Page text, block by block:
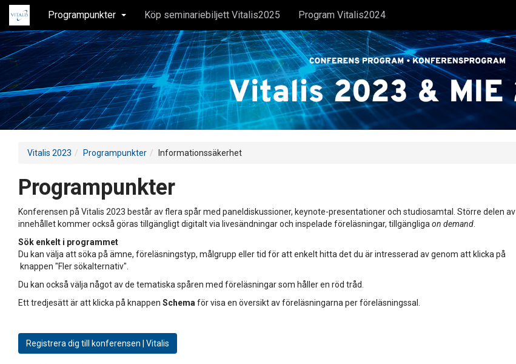
Programpunkter Köp seminariebiljett Vitalis2025 Program Vitalis2024
Vitalis 2023 Programpunkter Informationssäkerhet
Programpunkter
Konferensen på Vitalis 2023 består av flera spår med paneldiskussioner, keynote-presentationer och studiosamtal. Större delen av
innehållet kommer också göras tillgängligt digitalt via livesändningar och inspelade föreläsningar, tillgängliga on demand
Sök enkelt i programmet
Du kan välja att söka på ämne, föreläsningstyp, målgrupp eller tid för att enkelt hitta det du är intresserad av genom att klicka på
knappen "Fler sökalternativ".
Du kan också välja något av de tematiska spåren med föreläsningar som håller en röd tråd.
Ett tredjesätt är att klicka på knappen Schema för visa en översikt av föreläsningarna per föreläsningssal.
Registrera dig till konferensen | Vitalis